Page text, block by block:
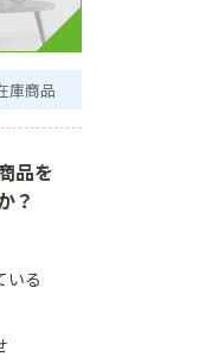
庫商品
品を
？
る